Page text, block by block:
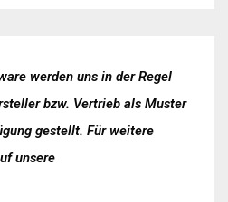
werden uns in der Regel
bzw. Vertrieb als Muster
gestellt. Für weitere
unsere